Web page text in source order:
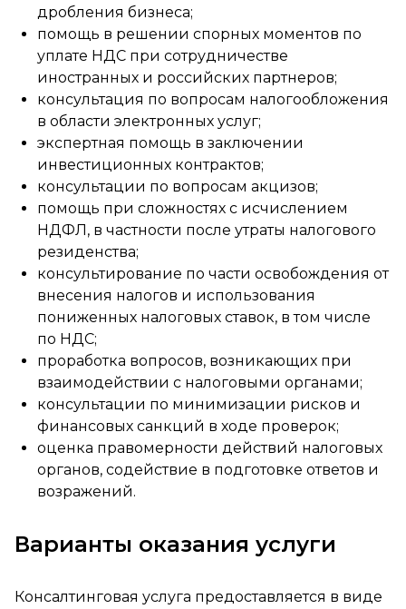
дробления бизнеса;
помощь в решении спорных моментов по
уплате НДС при сотрудничестве
иностранных и российских партнеров;
консультация по вопросам налогообложения
в области электронных услуг;
экспертная помощь в заключении
инвестиционных контрактов;
консультации по вопросам акцизов;
помощь при сложностях с исчислением
НДФЛ, в частности после утраты налогового
резиденства;
консультирование по части освобождения от
внесения налогов и использования
пониженных налоговых ставок, в том числе
по НДС;
проработка вопросов, возникающих при
взаимодействии с налоговыми органами;
консультации по минимизации рисков и
финансовых санкций в ходе проверок;
оценка правомерности действий налоговых
органов, содействие в подготовке ответов и
возражений.
Варианты оказания услуги
Консалтинговая услуга предоставляется в виде